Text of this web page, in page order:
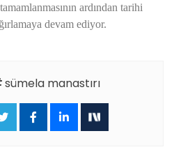
ardından tarihi
devam ediyor.
sümela manastırı